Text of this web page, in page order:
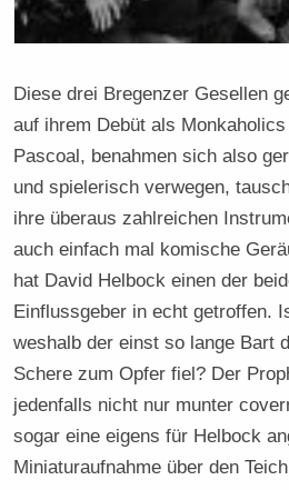
Diese drei Bregenzer Gesellen
auf ihrem Debüt als
Pascoal, benahmen sich also
und spielerisch verwegen,
ihre überaus zahlreichen
auch einfach mal komische
hat David Helbock einen der
Einflussgeber in echt getroffen.
weshalb der einst so lange Bart
Schere zum Opfer fiel? Der
jedenfalls nicht nur munter
sogar eine eigens für Helbock
Miniaturaufnahme über den